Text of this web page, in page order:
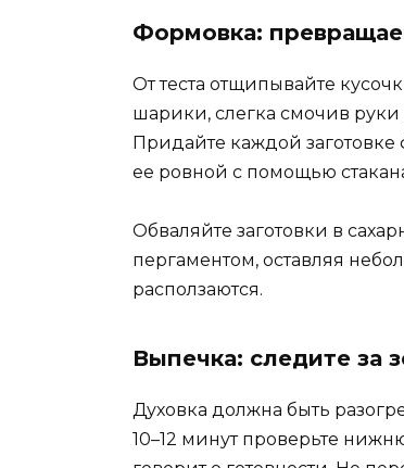
Формовка:
От теста отщипывайте
шарики, слегка смочив руки
Придайте каждой
ее ровной с помощью
Обваляйте заготовки в
пергаментом, оставляя
расползаются.
Выпечка: следите за
Духовка должна быть
10–12 минут проверьте